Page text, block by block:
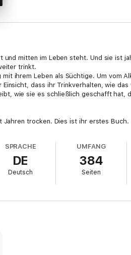
mitten im Leben steht. Und sie ist
trinkt.
ihrem Leben als Süchtige. Um vom
dass ihr Trinkverhalten, wie
wie sie es schließlich geschafft hat,
trocken. Dies ist ihr erstes Buch.
SPRACHE
DE
Deutsch
UMFANG
384
Seiten